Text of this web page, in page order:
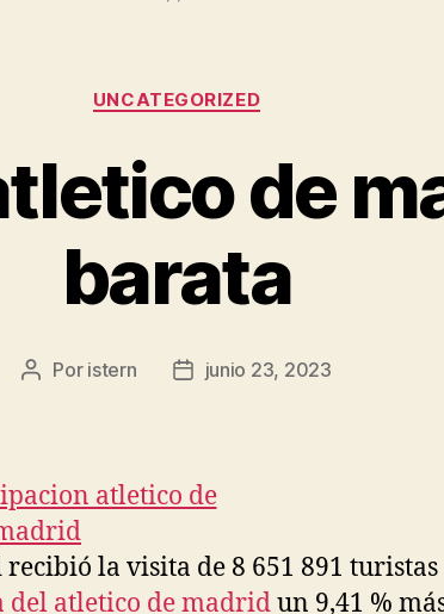
Categorías
UNCATEGORIZED
de
barata
Autor
Por istern
Fechajunio 23, 2023
la visita de 8 651 891 turistas
del atletico de madridun 9,41 %